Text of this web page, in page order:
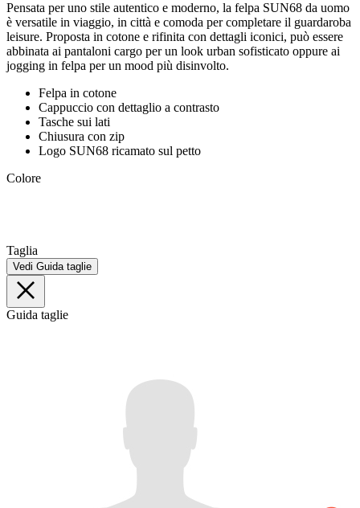
Pensata per uno stile autentico e moderno, la felpa SUN68 da uomo
è versatile in viaggio, in città e comoda per completare il guardaroba
leisure. Proposta in cotone e rifinita con dettagli iconici, può essere
abbinata ai pantaloni cargo per un look urban sofisticato oppure ai
jogging in felpa per un mood più disinvolto.
Felpa in cotone
Cappuccio con dettaglio a contrasto
Tasche sui lati
Chiusura con zip
Logo SUN68 ricamato sul petto
Colore
Taglia
Vedi Guida taglie
Guida taglie